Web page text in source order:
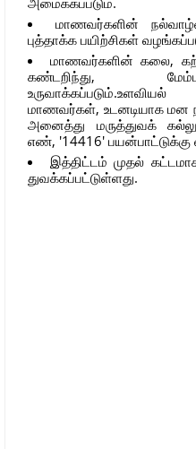
மாணவர்களின்
புத்தாக்க பயிற்சிகள்
மாணவர்களின் கலை,
கண்டறிந்து,
மாணவர்கள், உடனடியாக மன
அனைத்து மருத்துவக்
எண், '14416' பயன்பாட்டுக்கு
இத்திட்டம் முதல்
துவக்கப்பட்டுள்ளது.